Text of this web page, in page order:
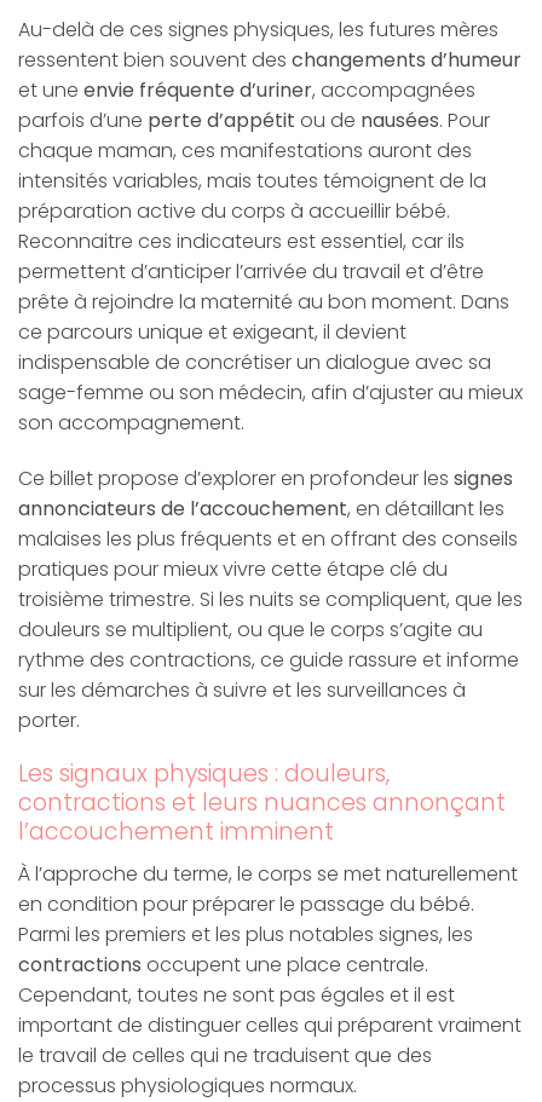
Au-delà de ces signes physiques, les futures mères
ressentent bien souvent des changements d’humeur
et une envie fréquente d’uriner, accompagnées
parfois d’une perte d’appétit ou de nausées. Pour
chaque maman, ces manifestations auront des
intensités variables, mais toutes témoignent de la
préparation active du corps à accueillir bébé.
Reconnaitre ces indicateurs est essentiel, car ils
permettent d’anticiper l’arrivée du travail et d’être
prête à rejoindre la maternité au bon moment. Dans
ce parcours unique et exigeant, il devient
indispensable de concrétiser un dialogue avec sa
sage-femme ou son médecin, afin d’ajuster au mieux
son accompagnement.
Ce billet propose d’explorer en profondeur les signes
annonciateurs de l’accouchement, en détaillant les
malaises les plus fréquents et en offrant des conseils
pratiques pour mieux vivre cette étape clé du
troisième trimestre. Si les nuits se compliquent, que les
douleurs se multiplient, ou que le corps s’agite au
rythme des contractions, ce guide rassure et informe
sur les démarches à suivre et les surveillances à
porter.
Les signaux physiques : douleurs,
contractions et leurs nuances annonçant
l’accouchement imminent
À l’approche du terme, le corps se met naturellement
en condition pour préparer le passage du bébé.
Parmi les premiers et les plus notables signes, les
contractions occupent une place centrale.
Cependant, toutes ne sont pas égales et il est
important de distinguer celles qui préparent vraiment
le travail de celles qui ne traduisent que des
processus physiologiques normaux.